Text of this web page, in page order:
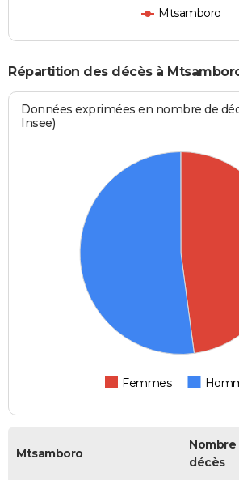
Mtsamboro
Répartition des décès à
Données exprimées en nombre de
Insee)
Femmes
Mtsamboro
Nombre
décès